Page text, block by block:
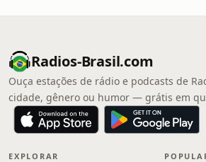
Radios-Brasil.com
Ouça estações de rádio e podcasts de
cidade, gênero ou humor — grátis em
EXPLORAR